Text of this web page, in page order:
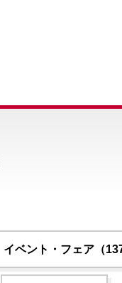
イベント・フェア（